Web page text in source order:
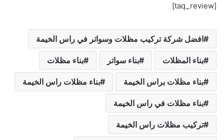
[taq_review]
افضل شركة تركيب مظلات وسواتر في راس الخيمة
بناء المظلات بناء سواتر بناء مظلات
بناء مظلات براس الخيمة بناء مظلات راس الخيمة
بناء مظلات في راس الخيمة
تركيب مظلات راس الخيمة